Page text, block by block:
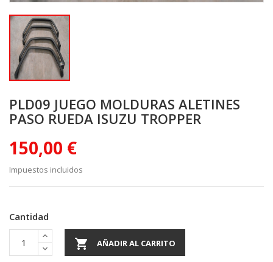
PLD09 JUEGO MOLDURAS ALETINES
PASO RUEDA ISUZU TROPPER
150,00 €
Impuestos incluidos
Cantidad
 AÑADIR AL CARRITO